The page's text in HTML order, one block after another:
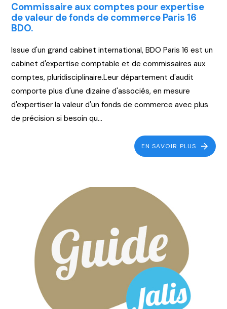
Commissaire aux comptes pour expertise
de valeur de fonds de commerce Paris 16
BDO.
Issue d'un grand cabinet international, BDO Paris 16 est un
cabinet d'expertise comptable et de commissaires aux
comptes, pluridisciplinaire.Leur département d'audit
comporte plus d'une dizaine d'associés, en mesure
d'expertiser la valeur d'un fonds de commerce avec plus
de précision si besoin qu...
EN SAVOIR PLUS